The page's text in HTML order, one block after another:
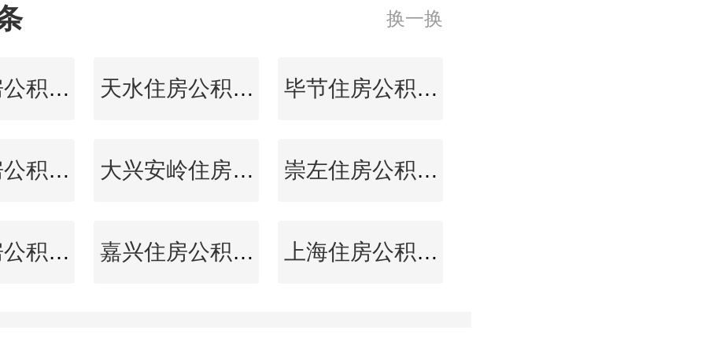
换一换
池州住房公积金查询 天水住房公积金查询 毕节住房公积金查询
三亚住房公积金查询 大兴安岭住房公积金查询 崇左住房公积金查询
眉山住房公积金查询 嘉兴住房公积金查询 上海住房公积金查询